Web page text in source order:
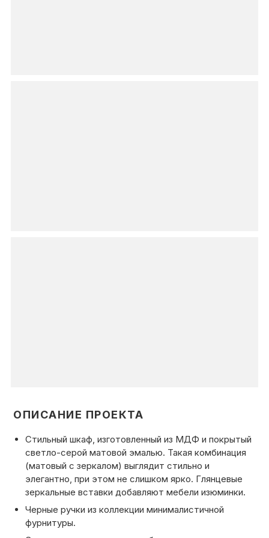
ОПИСАНИЕ ПРОЕКТА
Стильный шкаф, изготовленный из МДФ и покрытый
светло-серой матовой эмалью. Такая комбинация
(матовый с зеркалом) выглядит стильно и
элегантно, при этом не слишком ярко. Глянцевые
зеркальные вставки добавляют мебели изюминки.
Черные ручки из коллекции минималистичной
фурнитуры.